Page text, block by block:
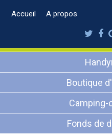
Accueil A propos
Boutique
Camping-
Fonds de